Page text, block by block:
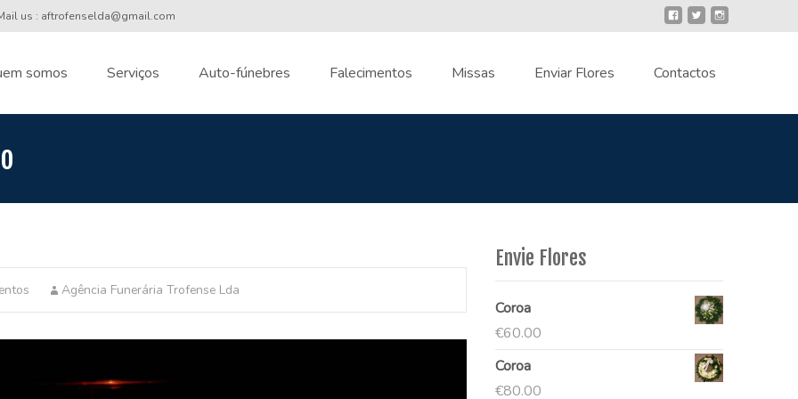
us : aftrofenselda@gmail.com
somos Serviços Auto-fúnebres Falecimentos Missas Enviar Flores Contactos
Agência Funerária Trofense Lda
Envie Flores
Coroa
€60.00
Coroa
€80.00